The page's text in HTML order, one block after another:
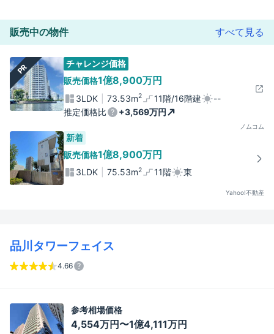
販売中の物件 すべて見る
PR
チャレンジ価格
販売価格1億8,900万円
3LDK 73.53m2 11階/16階建
--
推定価格比
+3,569万円
ノムコム
新着
販売価格1億8,900万円
3LDK 75.53m2 11階 東
Yahoo!不動産
品川タワーフェイス
4.66
参考相場価格
4,554万円〜1億4,111万円